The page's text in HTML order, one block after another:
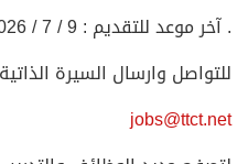
. آخر موعد للتقديم : 9 / 7 / 2026
للتواصل وارسال السيرة
jobs@ttct.net